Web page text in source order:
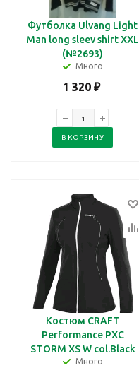
Футболка Ulvang Light
Man long sleev shirt XXL
(№2693)
Много
1 320₽
В КОРЗИНУ
Костюм CRAFT
Performance PXC
STORM XS W col.Black
Много